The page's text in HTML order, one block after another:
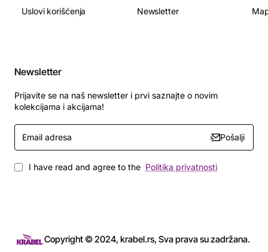
Uslovi korišćenja Newsletter
Newsletter
Prijavite se na naš newsletter i prvi saznajte o novim
kolekcijama i akcijama!
Email
adresa
Pošalji
I have read and agree to the Politika privatnosti
Copyright © 2024, krabel.rs, Sva prava su zadržana.